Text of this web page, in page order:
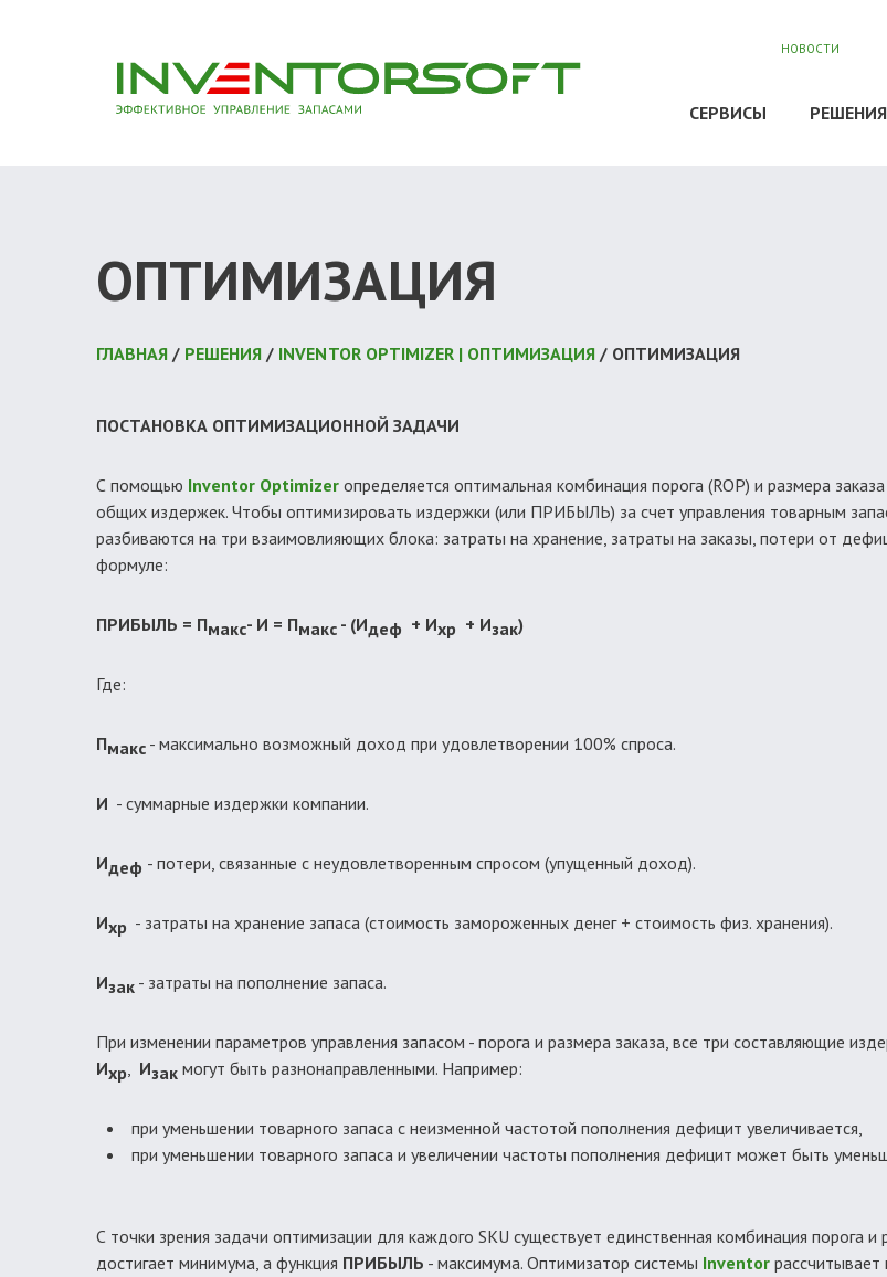
НОВОСТИ
СЕРВИСЫ РЕШЕНИЯ
ОПТИМИЗАЦИЯ
ГЛАВНАЯ / РЕШЕНИЯ / INVENTOR OPTIMIZER | ОПТИМИЗАЦИЯ / ОПТИМИЗАЦИЯ
ПОСТАНОВКА ОПТИМИЗАЦИОННОЙ ЗАДАЧИ
С помощью Inventor Optimizer определяется оптимальная комбинация порога (ROP) и размера
общих издержек. Чтобы оптимизировать издержки (или ПРИБЫЛЬ) за счет управления товарным
разбиваются на три взаимовлияющих блока: затраты на хранение, затраты на заказы, потери от
формуле:
ПРИБЫЛЬ = Пмакс- И = Пмакс - (Идеф + Ихр + Изак)
Где:
Пмакс - максимально возможный доход при удовлетворении 100% спроса.
И - суммарные издержки компании.
Идеф - потери, связанные с неудовлетворенным спросом (упущенный доход).
Ихр - затраты на хранение запаса (стоимость замороженных денег + стоимость физ. хранения).
Изак - затраты на пополнение запаса.
При изменении параметров управления запасом - порога и размера заказа, все три составляющие
Ихр, Изак могут быть разнонаправленными. Например:
при уменьшении товарного запаса с неизменной частотой пополнения дефицит увеличивается,
при уменьшении товарного запаса и увеличении частоты пополнения дефицит может быть
С точки зрения задачи оптимизации для каждого SKU существует единственная комбинация порога
достигает минимума, а функция ПРИБЫЛЬ - максимума. Оптимизатор системы Inventor